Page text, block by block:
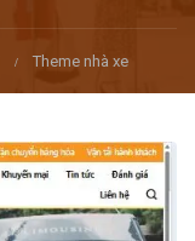
Theme nhà xe